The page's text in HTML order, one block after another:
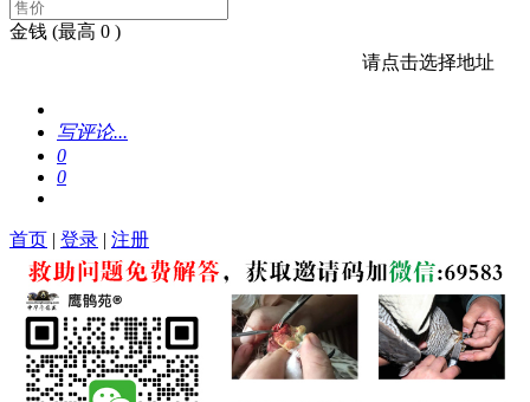
金钱 (最高 0 )
请点击选择地址
写评论...
0
0
首页 | 登录 | 注册